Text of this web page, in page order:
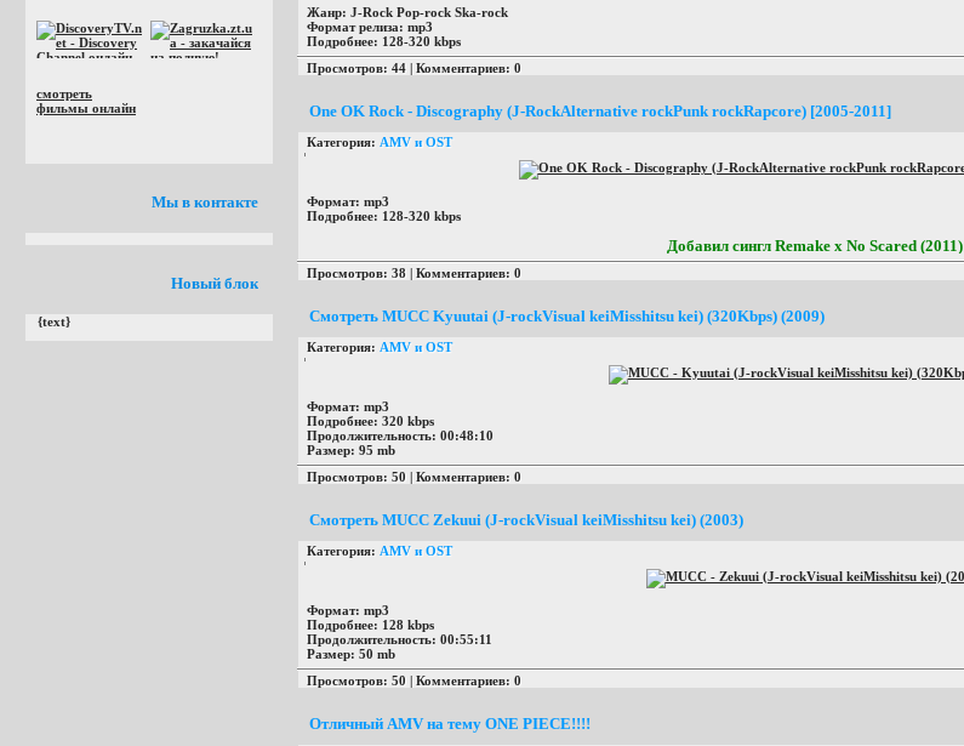
смотреть
фильмы онлайн
Мы в контакте
Новый блок
{text}
Жанр: J-Rock Pop-rock Ska-rock
Формат релиза: mp3
Подробнее: 128-320 kbps
Просмотров: 44 | Комментариев: 0
One OK Rock - Discography (J-RockAlternative rockPunk rockRapcore) [2005-2011]
Категория: AMV и OST
Формат: mp3
Подробнее: 128-320 kbps
Добавил сингл Remake x No Scared (2011)
Просмотров: 38 | Комментариев: 0
Смотреть MUCC Kyuutai (J-rockVisual keiMisshitsu kei) (320Kbps) (2009)
Категория: AMV и OST
Формат: mp3
Подробнее: 320 kbps
Продолжительность: 00:48:10
Размер: 95 mb
Просмотров: 50 | Комментариев: 0
Смотреть MUCC Zekuui (J-rockVisual keiMisshitsu kei) (2003)
Категория: AMV и OST
Формат: mp3
Подробнее: 128 kbps
Продолжительность: 00:55:11
Размер: 50 mb
Просмотров: 50 | Комментариев: 0
Отличный AMV на тему ONE PIECE!!!!